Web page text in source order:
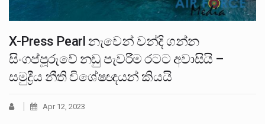
X-Press Pearl නැවෙන් වන්දි ගන්න
සිංගප්පූරුවේ නඩු පැවරීම රටට අවාසියි –
සමුද්‍රීය නීති විශේෂඥයන් කියයි
Apr 12, 2023